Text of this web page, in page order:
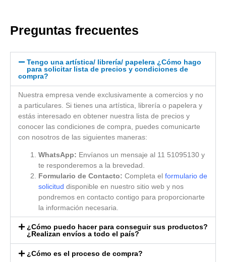
Preguntas frecuentes
Tengo una artística/ librería/ papelera ¿Cómo hago
para solicitar lista de precios y condiciones de
compra?
Nuestra empresa vende exclusivamente a comercios y no
a particulares. Si tienes una artística, librería o papelera y
estás interesado en obtener nuestra lista de precios y
conocer las condiciones de compra, puedes comunicarte
con nosotros de las siguientes maneras:
WhatsApp: Envíanos un mensaje al 11 51095130 y
te responderemos a la brevedad.
Formulario de Contacto: Completa el formulario de
solicitud disponible en nuestro sitio web y nos
pondremos en contacto contigo para proporcionarte
la información necesaria.
¿Cómo puedo hacer para conseguir sus productos?
¿Realizan envíos a todo el país?
¿Cómo es el proceso de compra?